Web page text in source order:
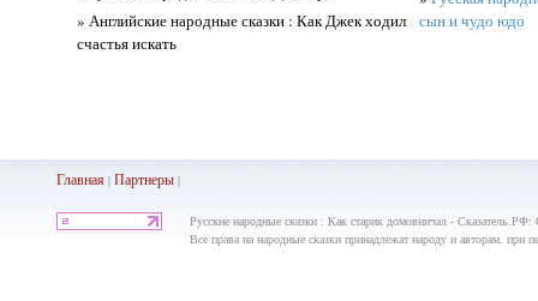
» Английские народные сказки : Как Джек ходил
счастья искать
сын и чудо юдо
Главная| Партнеры|
Русские народные сказки : Как старик домовничал - Сказатель.РФ:
Все права на народные сказки принадлежат народу и авторам, при